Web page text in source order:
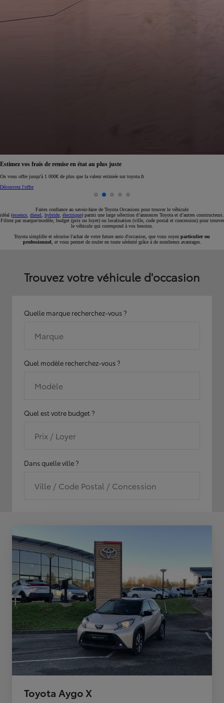
Réservez en ligne votre occasion pour 1€ seulement
Réservez en ligne
Faites confiance au savoir-faire de Toyota Occasions pour trouver le véhicule
idéal (essence diesel hybride électrique) parmi une large sélection d’annonces Toyota et d’autres constructeurs.
Filtrez par marque/modèle, budget (prix ou loyer) ou localisation (ville, code postal et concession) pour trouver
le véhicule qui correspond à vos besoins.
Toyota simplifie et sécurise l'achat de votre future auto d'occasion, que vous soyez particulier ou
professionnel , et vous permet de rouler en toute sérénité grâce à de nombreux avantages.
Trouvez votre véhicule d'occasion
Quelle marque recherchez-vous ?
Marque
Quel modèle recherchez-vous ?
Modèle
Quel est votre budget ?
Prix / Loyer
Dans quelle ville ?
Ville / Code Postal / Concession
Toyota Aygo X